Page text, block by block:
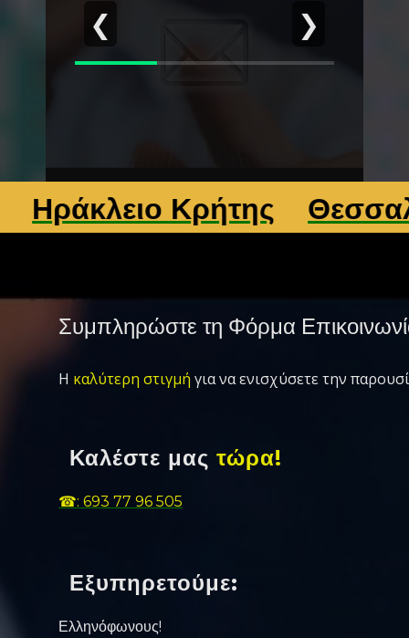
❮ ❯
Κρήτης
Συμπληρώστε τη Φόρμα
Η καλύτερη στιγμή για να ενισχύσετε την
Καλέστε μας τώρα!
☎: 693 77 96 505
Εξυπηρετούμε:
Ελληνόφωνους!